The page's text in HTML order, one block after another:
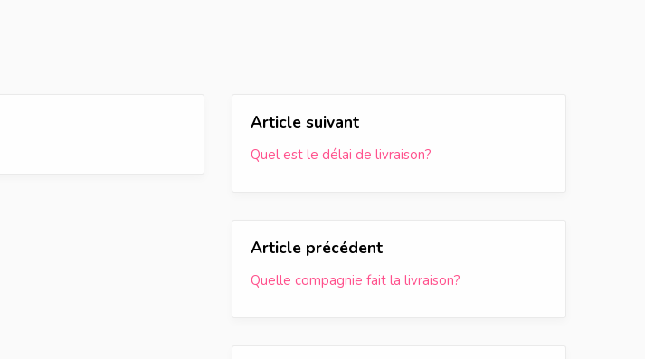
Article suivant
Quel est le délai de livraison?
Article précédent
Quelle compagnie fait la livraison?